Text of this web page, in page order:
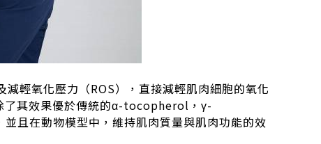
輕氧化壓力（ROS），直接減輕肌肉細胞的氧化
了其效果優於傳統的α-tocopherol，γ-
在動物模型中，維持肌肉質量與肌肉功能的效